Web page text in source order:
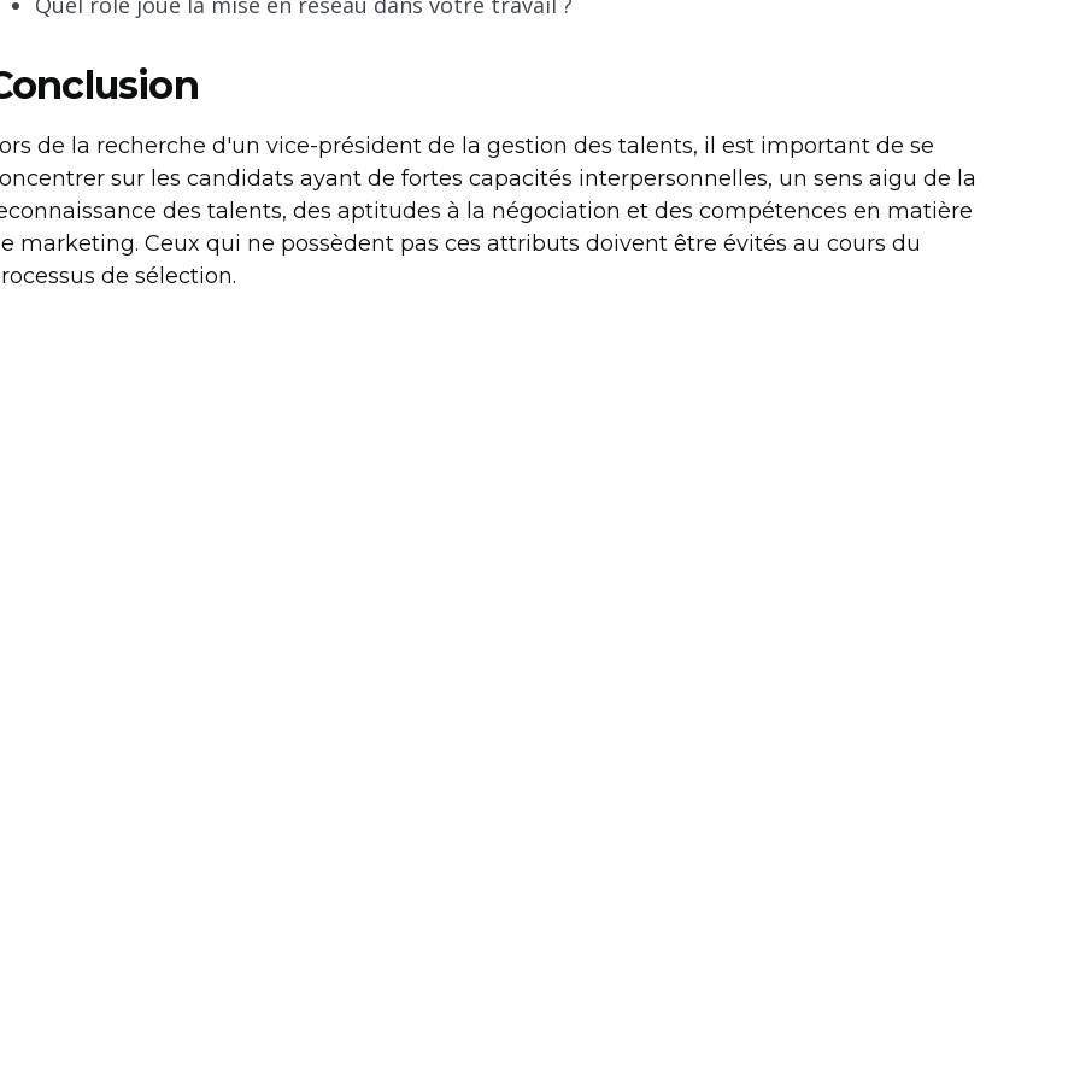
de la recherche d'un vice-président de la gestion des talents, il est important de se
sur les candidats ayant de fortes capacités interpersonnelles, un sens aigu de la
des talents, des aptitudes à la négociation et des compétences en matière
marketing. Ceux qui ne possèdent pas ces attributs doivent être évités au cours du
de sélection.